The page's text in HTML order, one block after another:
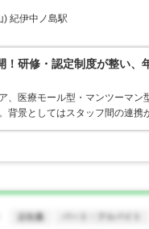
) 紀伊中ノ島駅
！研修・認定制度が整い
、医療モール型・マンツーマ
背景としてはスタッフ間の連